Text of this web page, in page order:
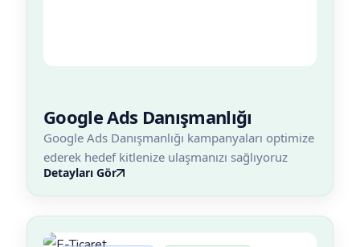
Google Ads Danışmanlığı
Google Ads Danışmanlığı kampanyaları optimize
ederek hedef kitlenize ulaşmanızı sağlıyoruz
Detayları Gör